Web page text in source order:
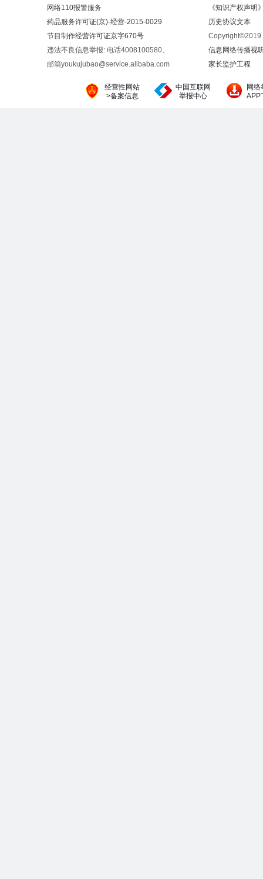
网络110报警服务
药品服务许可证(京)-经营-2015-0029
节目制作经营许可证京字670号
违法不良信息举报: 电话4008100580、
邮箱youkujubao@service.alibaba.com
《知识产权声明
历史协议文本
Copyright©2019
信息网络传播视
家长监护工程
经营性网站
>备案信息
中国互联网
举报中心
网络
APP